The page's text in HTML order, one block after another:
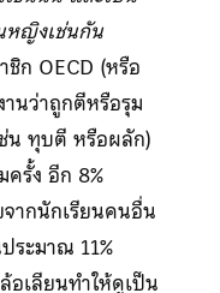
หญิงเช่นกัน
ชิก OECD (หรือ
นว่าถูกตีหรือรุม
น ทุบตี หรือผลัก)
รั้ง อีก 8%
ากนักเรียนคนอื่น
ระมาณ 11%
อเลียนทำให้ดูเป็น